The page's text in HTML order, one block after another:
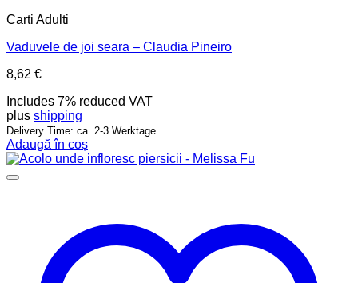
Carti Adulti
Vaduvele de joi seara – Claudia Pineiro
8,62 €
Includes 7% reduced VAT
plus shipping
Delivery Time: ca. 2-3 Werktage
Adaugă în coș